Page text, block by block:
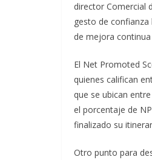
director Comercial
gesto de
de mejora
El Net Promoted
quienes califican
que se ubican
el porcentaje de
finalizado su
Otro punto para